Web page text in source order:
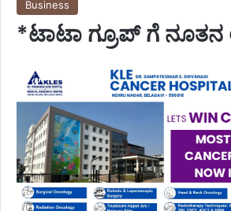
Business
*ಟಾಟಾ ಗ್ರೂಪ್ ಗೆ ನೂತನ